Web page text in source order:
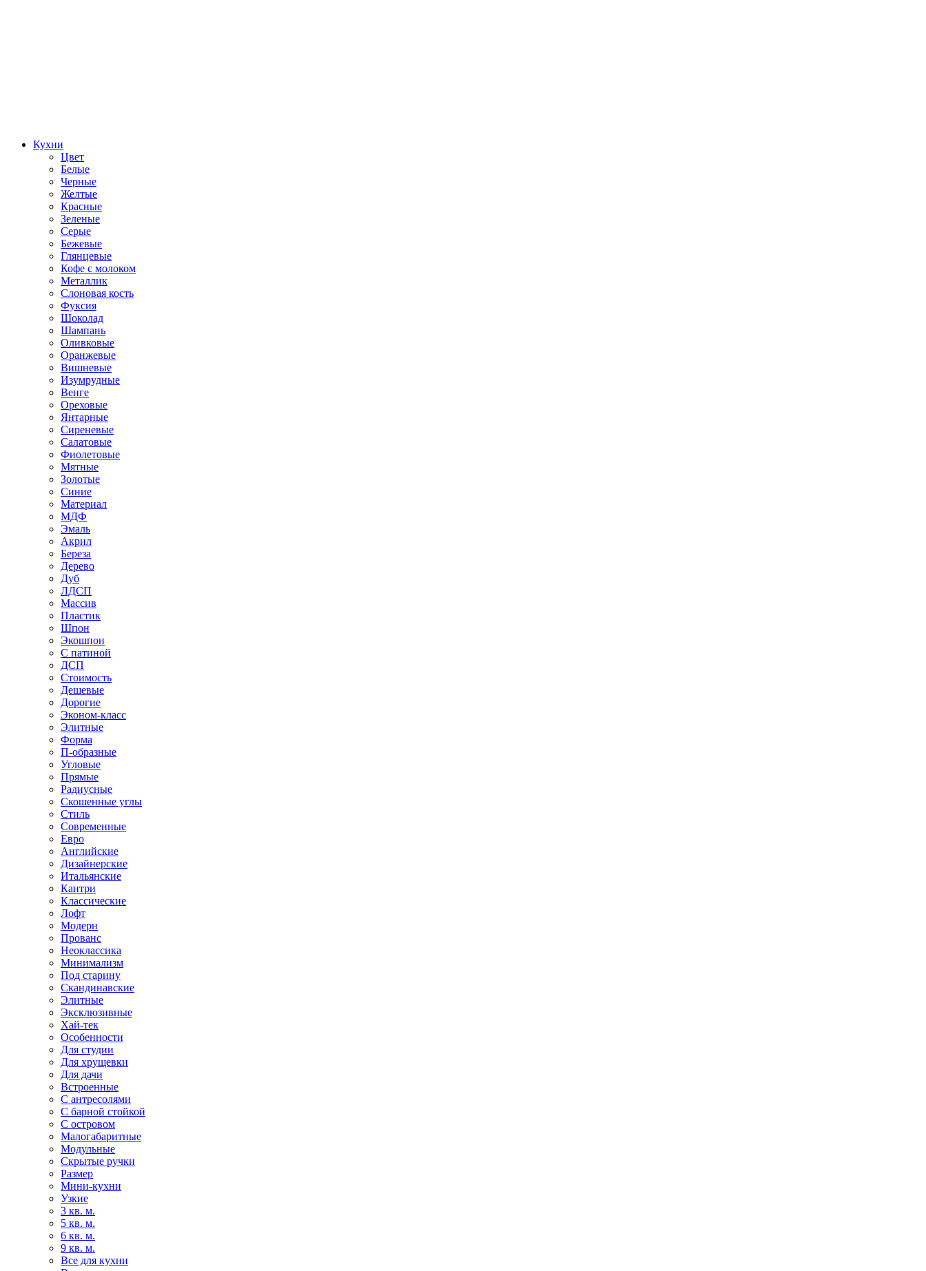
Кухни
Цвет
Белые
Черные
Желтые
Красные
Зеленые
Серые
Бежевые
Глянцевые
Кофе с молоком
Металлик
Слоновая кость
Фуксия
Шоколад
Шампань
Оливковые
Оранжевые
Вишневые
Изумрудные
Венге
Ореховые
Янтарные
Сиреневые
Салатовые
Фиолетовые
Мятные
Золотые
Синие
Материал
МДФ
Эмаль
Акрил
Береза
Дерево
Дуб
ЛДСП
Массив
Пластик
Шпон
Экошпон
С патиной
ДСП
Стоимость
Дешевые
Дорогие
Эконом-класс
Элитные
Форма
П-образные
Угловые
Прямые
Радиусные
Скошенные углы
Стиль
Современные
Евро
Английские
Дизайнерские
Итальянские
Кантри
Классические
Лофт
Модерн
Прованс
Неоклассика
Минимализм
Под старину
Скандинавские
Элитные
Эксклюзивные
Хай-тек
Особенности
Для студии
Для хрущевки
Для дачи
Встроенные
С антресолями
С барной стойкой
С островом
Малогабаритные
Модульные
Скрытые ручки
Размер
Мини-кухни
Узкие
3 кв. м.
5 кв. м.
6 кв. м.
9 кв. м.
Все для кухни